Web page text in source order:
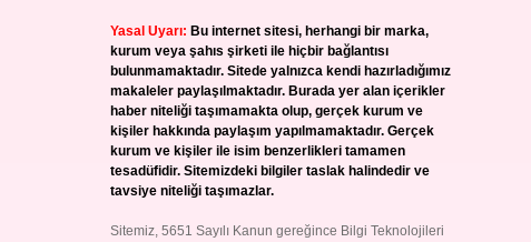
Yasal Uyarı: Bu internet sitesi, herhangi bir marka,
kurum veya şahıs şirketi ile hiçbir bağlantısı
bulunmamaktadır. Sitede yalnızca kendi hazırladığımız
makaleler paylaşılmaktadır. Burada yer alan içerikler
haber niteliği taşımamakta olup, gerçek kurum ve
kişiler hakkında paylaşım yapılmamaktadır. Gerçek
kurum ve kişiler ile isim benzerlikleri tamamen
tesadüfidir. Sitemizdeki bilgiler taslak halindedir ve
tavsiye niteliği taşımazlar.
Sitemiz, 5651 Sayılı Kanun gereğince Bilgi Teknolojileri